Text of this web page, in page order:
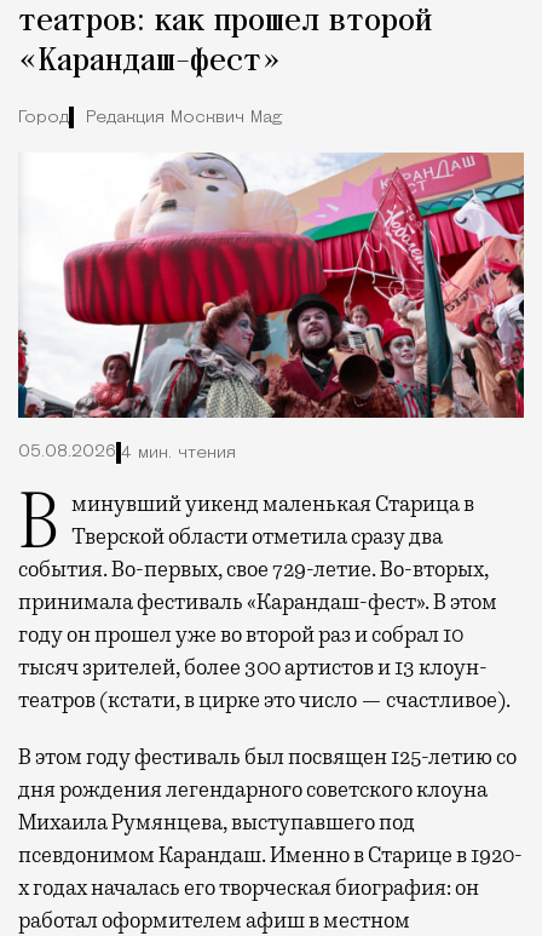
театров: как прошел второй
«Карандаш-фест»
Город Редакция Москвич Mag
05.08.2026 4 мин. чтения
В минувший уикенд маленькая Старица в Тверской области отметила сразу два
события. Во-первых, свое 729-летие. Во-вторых,
принимала фестиваль «Карандаш-фест». В этом
году он прошел уже во второй раз и собрал 10
тысяч зрителей, более 300 артистов и 13 клоун-
театров (кстати, в цирке это число — счастливое).
В этом году фестиваль был посвящен 125-летию со
дня рождения легендарного советского клоуна
Михаила Румянцева, выступавшего под
псевдонимом Карандаш. Именно в Старице в 1920-
х годах началась его творческая биография: он
работал оформителем афиш в местном